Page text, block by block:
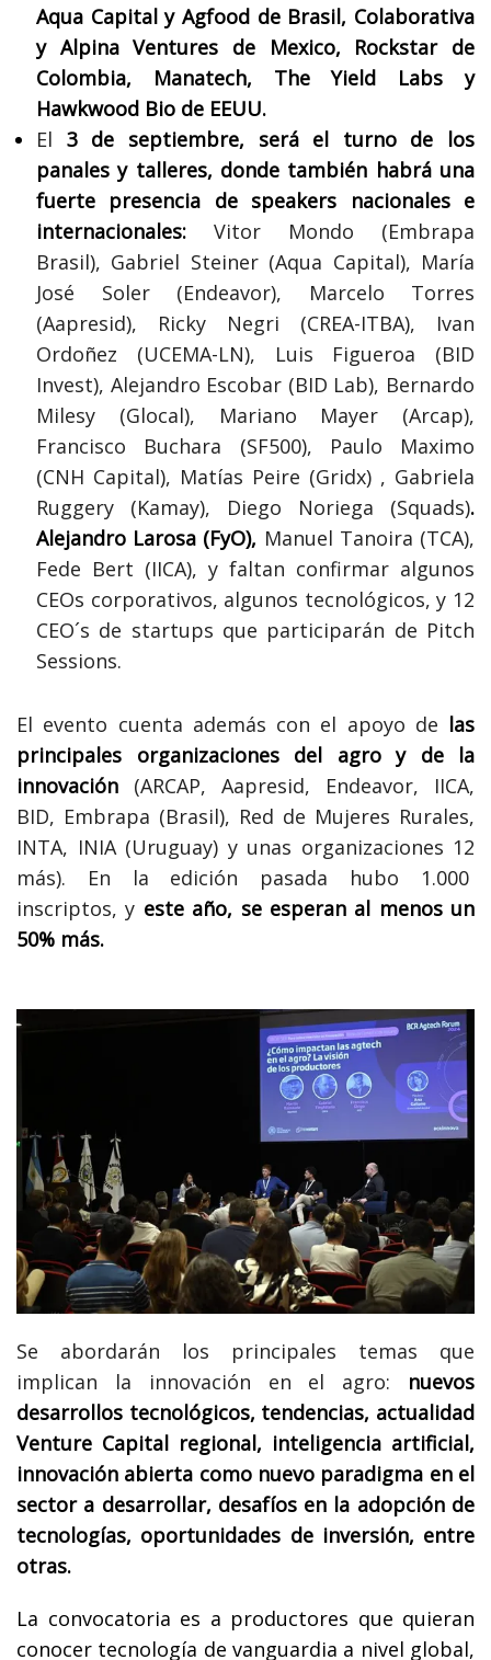
Aqua Capital y Agfood de Brasil, Colaborativa
y Alpina Ventures de Mexico, Rockstar de
Colombia, Manatech, The Yield Labs y
Hawkwood Bio de EEUU.
El 3 de septiembre, será el turno de los
panales y talleres, donde también habrá una
fuerte presencia de speakers nacionales e
internacionales: Vitor Mondo (Embrapa
Brasil), Gabriel Steiner (Aqua Capital), María
José Soler (Endeavor), Marcelo Torres
(Aapresid), Ricky Negri (CREA-ITBA), Ivan
Ordoñez (UCEMA-LN), Luis Figueroa (BID
Invest), Alejandro Escobar (BID Lab), Bernardo
Milesy (Glocal), Mariano Mayer (Arcap),
Francisco Buchara (SF500), Paulo Maximo
(CNH Capital), Matías Peire (Gridx) , Gabriela
Ruggery (Kamay), Diego Noriega (Squads).
Alejandro Larosa (FyO), Manuel Tanoira (TCA),
Fede Bert (IICA), y faltan confirmar algunos
CEOs corporativos, algunos tecnológicos, y 12
CEO´s de startups que participarán de Pitch
Sessions.
El evento cuenta además con el apoyo de las
principales organizaciones del agro y de la
innovación (ARCAP, Aapresid, Endeavor, IICA,
BID, Embrapa (Brasil), Red de Mujeres Rurales,
INTA, INIA (Uruguay) y unas organizaciones 12
más). En la edición pasada hubo 1.000
inscriptos, y este año, se esperan al menos un
50% más.
Se abordarán los principales temas que
implican la innovación en el agro: nuevos
desarrollos tecnológicos, tendencias, actualidad
Venture Capital regional, inteligencia artificial,
innovación abierta como nuevo paradigma en el
sector a desarrollar, desafíos en la adopción de
tecnologías, oportunidades de inversión, entre
otras.
La convocatoria es a productores que quieran
conocer tecnología de vanguardia a nivel global,